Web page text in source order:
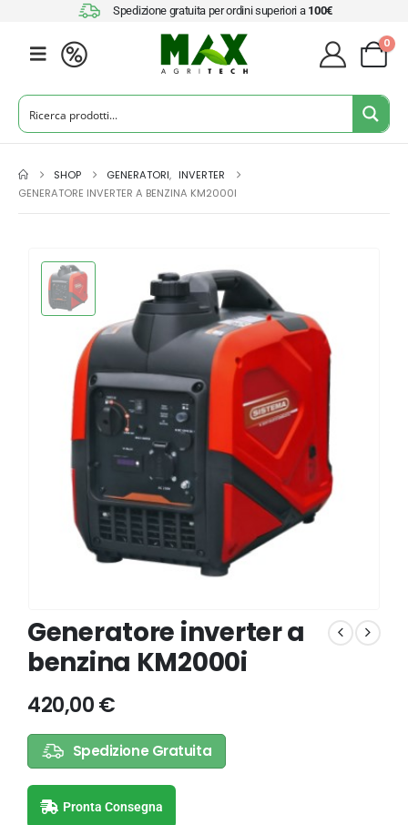
Spedizione gratuita per ordini superiori a 100€
0
SHOP GENERATORI, INVERTER
GENERATORE INVERTER A BENZINA KM2000I
Generatore inverter a
benzina KM2000i
420,00€
Spedizione Gratuita
Pronta Consegna